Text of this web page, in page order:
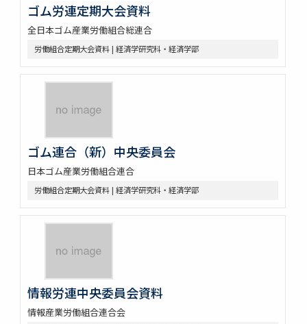
ゴム労連定期大会資料
全日本ゴム産業労働組合総連合
労働組合定期大会資料 | 経済学研究科・経済学部
ゴム連合（新）中央委員会
日本ゴム産業労働組合連合
労働組合定期大会資料 | 経済学研究科・経済学部
情報労連中央委員会資料
情報産業労働組合連合会